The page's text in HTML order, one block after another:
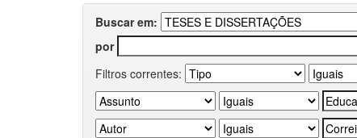
Buscar em:
por
Filtros correntes: